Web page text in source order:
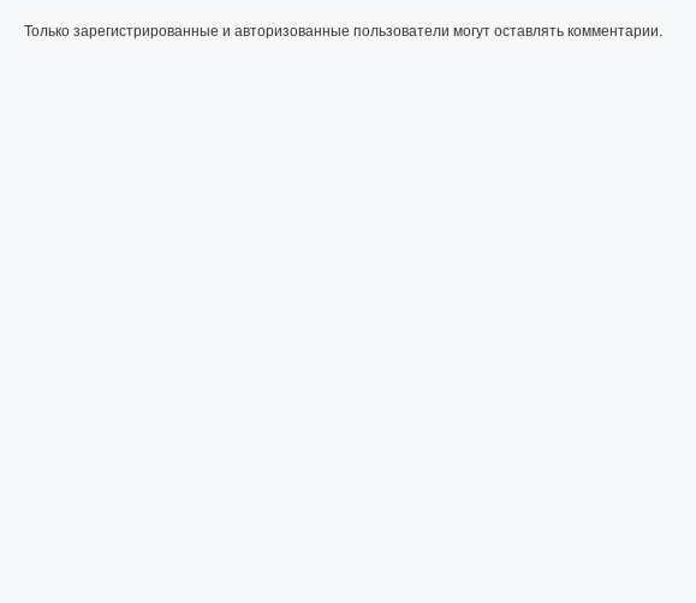
Только зарегистрированные и авторизованные пользователи могут оставлять комментарии.